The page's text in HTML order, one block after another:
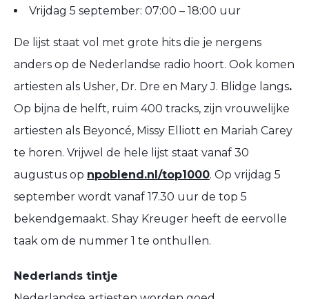
Vrijdag 5 september: 07:00 – 18:00 uur
De lijst staat vol met grote hits die je nergens
anders op de Nederlandse radio hoort. Ook komen
artiesten als Usher, Dr. Dre en Mary J. Blidge langs.
Op bijna de helft, ruim 400 tracks, zijn vrouwelijke
artiesten als Beyoncé, Missy Elliott en Mariah Carey
te horen. Vrijwel de hele lijst staat vanaf 30
augustus op npoblend.nl/top1000. Op vrijdag 5
september wordt vanaf 17.30 uur de top 5
bekendgemaakt. Shay Kreuger heeft de eervolle
taak om de nummer 1 te onthullen.
Nederlands tintje